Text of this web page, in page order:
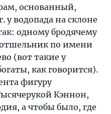
основанный,
у водопада на склоне
одному бродячему
по имени
(вот такие у
как говорится).
фигуру
Кэннон,
а чтобы было, где